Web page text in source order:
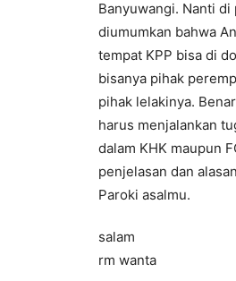
Banyuwangi. Nanti di
diumumkan bahwa
tempat KPP bisa di
bisanya pihak
pihak lelakinya.
harus menjalankan
dalam KHK maupun
penjelasan dan
Paroki asalmu.
salam
rm wanta